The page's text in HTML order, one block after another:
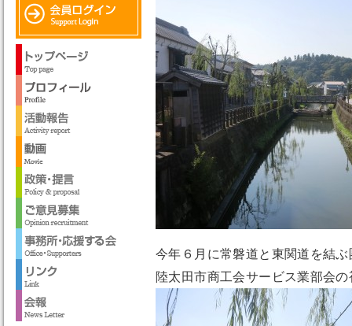
今年６月に常磐道と東関道を結
陸太田市商工会サービス業部会